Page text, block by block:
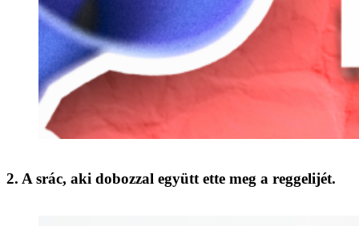
2. A srác, aki dobozzal együtt ette meg a reggelijét.